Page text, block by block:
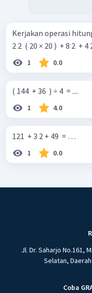
Kerjakan operasi hitung
2 2 ​ ( 20 × 20 ) ​ + 8 2 ​ + 4
1 0.0
( 144 ​ + 36 ​ ) ÷ 4 ​ = ....
1 4.0
121 ​ + 3 2 + 49 ​ = …
1 0.0
Jl. Dr. Saharjo No.161,
Selatan,
Coba